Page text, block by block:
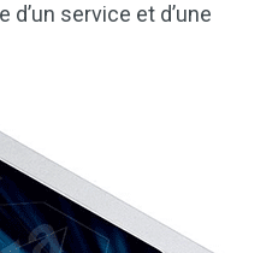
service et d’une